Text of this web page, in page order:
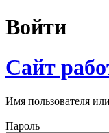
Войти
Сайт
Имя пользователя
Пароль